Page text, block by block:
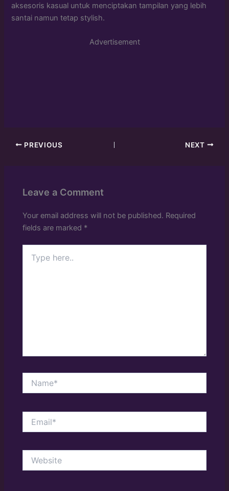
aksesoris kasual untuk menciptakan tampilan yang lebih
santai namun tetap stylish.
Advertisement
PREVIOUS NEXT
Leave a Comment
Your email address will not be published. Required
fields are marked *
here..